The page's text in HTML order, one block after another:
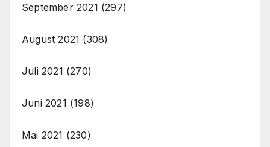
September 2021 (297)
August 2021 (308)
Juli 2021 (270)
Juni 2021 (198)
Mai 2021 (230)